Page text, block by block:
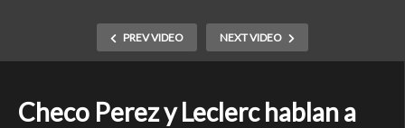
PREV VIDEO NEXT VIDEO
Checo Perez y Leclerc hablan a